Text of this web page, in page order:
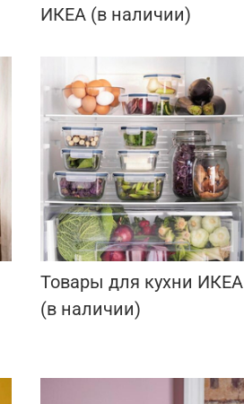
ИКЕА (в наличии)
Товары для кухни ИКЕА
(в наличии)